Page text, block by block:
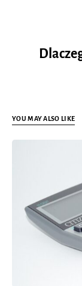
YOU MAY ALSO LIKE